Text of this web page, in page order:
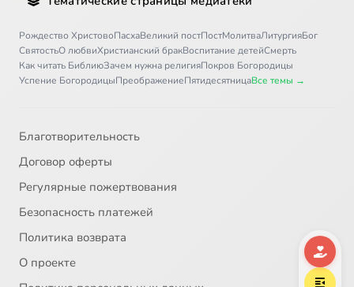
Рождество ХристовоПасхаВеликий постПостМолитваЛитургияБог
СвятостьО любвиХристианский бракВоспитание детейСмерть
Как читать БиблиюЗачем нужна религияПокров Богородицы
Успение БогородицыПреображениеПятидесятницаВсе темы →
Благотворительность
Договор оферты
Регулярные пожертвования
Безопасность платежей
Политика возврата
О проекте